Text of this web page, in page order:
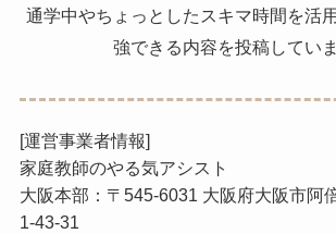
通学中やちょっとしたスキマ時間を活
強できる内容を投稿していま
[運営事業者情報]
家庭教師のやる気アシスト
大阪本部：〒545-6031 大阪府大阪市阿
1-43-31